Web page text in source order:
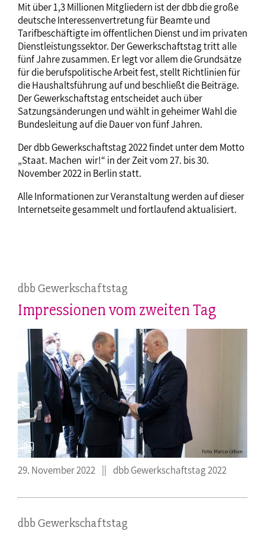
Mit über 1,3 Millionen Mitgliedern ist der dbb die große
deutsche Interessenvertretung für Beamte und
Tarifbeschäftigte im öffentlichen Dienst und im privaten
Dienstleistungssektor. Der Gewerkschaftstag tritt alle
fünf Jahre zusammen. Er legt vor allem die Grundsätze
für die berufspolitische Arbeit fest, stellt Richtlinien für
die Haushaltsführung auf und beschließt die Beiträge.
Der Gewerkschaftstag entscheidet auch über
Satzungsänderungen und wählt in geheimer Wahl die
Bundesleitung auf die Dauer von fünf Jahren.
Der dbb Gewerkschaftstag 2022 findet unter dem Motto
„Staat. Machen wir!“ in der Zeit vom 27. bis 30.
November 2022 in Berlin statt.
Alle Informationen zur Veranstaltung werden auf dieser
Internetseite gesammelt und fortlaufend aktualisiert.
dbb Gewerkschaftstag
Impressionen vom zweiten Tag
29. November 2022 dbb Gewerkschaftstag 2022
dbb Gewerkschaftstag